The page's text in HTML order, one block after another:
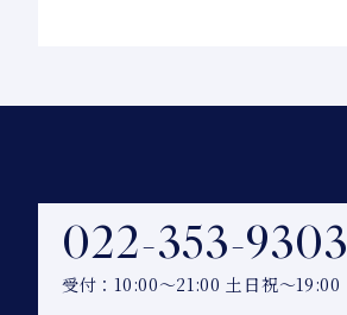
022-353-9303
受付：10:00～21:00 土日祝～19:00